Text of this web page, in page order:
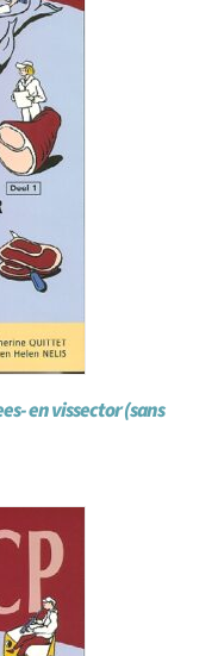
en vissector (sans